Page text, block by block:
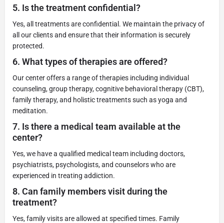
5. Is the treatment confidential?
Yes, all treatments are confidential. We maintain the privacy of
all our clients and ensure that their information is securely
protected.
6. What types of therapies are offered?
Our center offers a range of therapies including individual
counseling, group therapy, cognitive behavioral therapy (CBT),
family therapy, and holistic treatments such as yoga and
meditation.
7. Is there a medical team available at the
center?
Yes, we have a qualified medical team including doctors,
psychiatrists, psychologists, and counselors who are
experienced in treating addiction.
8. Can family members visit during the
treatment?
Yes, family visits are allowed at specified times. Family